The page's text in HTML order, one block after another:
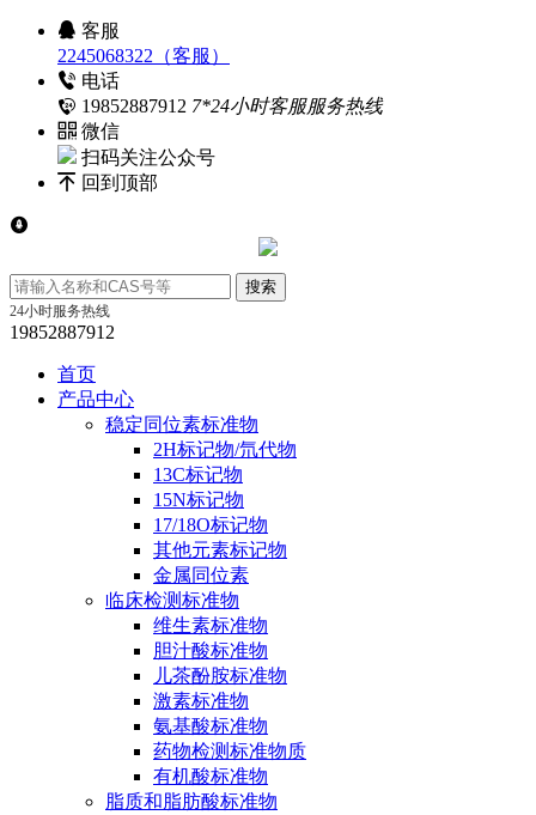
客服
2245068322（客服）
电话
19852887912 7*24小时客服服务热线
微信
扫码关注公众号
回到顶部
24小时服务热线
19852887912
首页
产品中心
稳定同位素标准物
2H标记物/氘代物
13C标记物
15N标记物
17/18O标记物
其他元素标记物
金属同位素
临床检测标准物
维生素标准物
胆汁酸标准物
儿茶酚胺标准物
激素标准物
氨基酸标准物
药物检测标准物质
有机酸标准物
脂质和脂肪酸标准物